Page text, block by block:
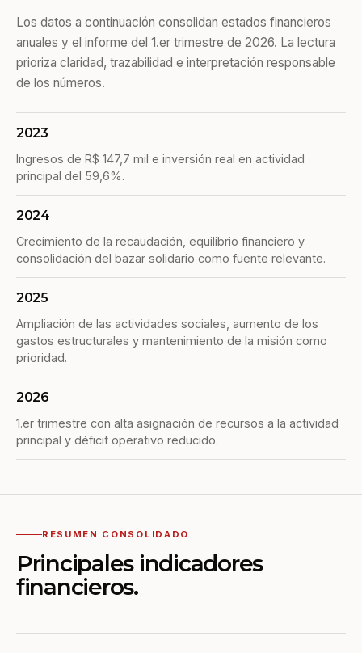
Los datos a continuación consolidan estados financieros
anuales y el informe del 1.er trimestre de 2026. La lectura
prioriza claridad, trazabilidad e interpretación responsable
de los números.
2023
Ingresos de R$ 147,7 mil e inversión real en actividad
principal del 59,6%.
2024
Crecimiento de la recaudación, equilibrio financiero y
consolidación del bazar solidario como fuente relevante.
2025
Ampliación de las actividades sociales, aumento de los
gastos estructurales y mantenimiento de la misión como
prioridad.
2026
1.er trimestre con alta asignación de recursos a la actividad
principal y déficit operativo reducido.
RESUMEN CONSOLIDADO
Principales indicadores
financieros.